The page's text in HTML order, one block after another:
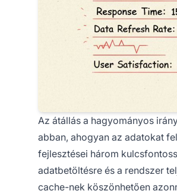
Az átállás a hagyományos
abban, ahogyan az adatokat
fejlesztései három
adatbetöltésre és a rendszer
cache-nek köszönhetően